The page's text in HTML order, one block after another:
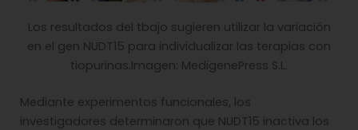
Los resultados del tbajo sugieren utilizar la variación
en el gen NUDT15 para individualizar las terapias con
tiopurinas.Imagen: MedigenePress S.L.
Mediante experimentos funcionales, los
investigadores determinaron que NUDT15 inactiva los